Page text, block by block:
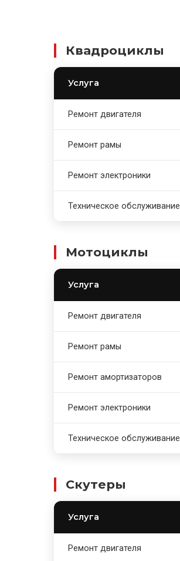
Квадроциклы
Услуга
Ремонт двигателя
Ремонт рамы
Ремонт электроники
Техническое обслуживание
Мотоциклы
Услуга
Ремонт двигателя
Ремонт рамы
Ремонт амортизаторов
Ремонт электроники
Техническое обслуживание
Скутеры
Услуга
Ремонт двигателя